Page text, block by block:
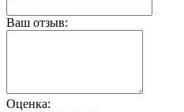
Ваш отзыв:
Оценка: